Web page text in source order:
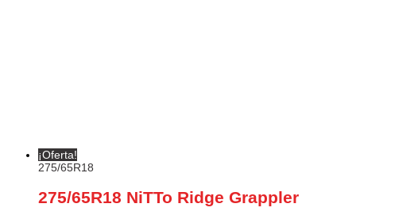
¡Oferta!
275/65R18
275/65R18 NiTTo Ridge Grappler